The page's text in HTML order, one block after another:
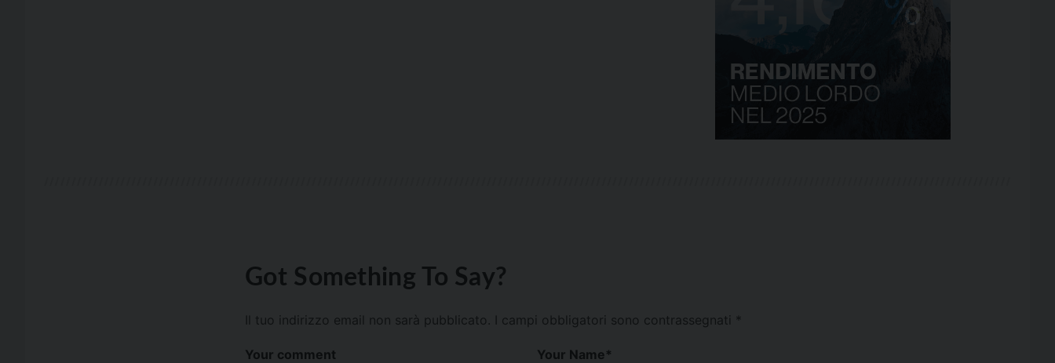
Got Something To Say?
Il tuo indirizzo email non sarà pubblicato. I campi obbligatori sono contrassegnati *
Your comment Your Name*